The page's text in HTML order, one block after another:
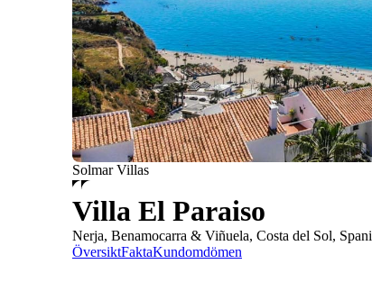
Solmar Villas
Villa El Paraiso
Nerja, Benamocarra & Viñuela, Costa del Sol,
ÖversiktFaktaKundomdömen